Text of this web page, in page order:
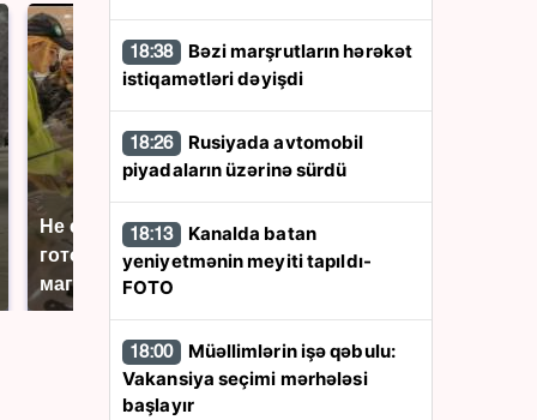
Не ешьте эту
готовую еду из
магазина: список
В ОАЭ произошло
жестокое убийство
18:38
istiqamətləri dəyişdi
18:26
piyadaların üzərinə sürdü
18:13
yeniyetmənin meyiti tapıldı-
FOTO
18:00
Vakansiya seçimi mərhələsi
başlayır